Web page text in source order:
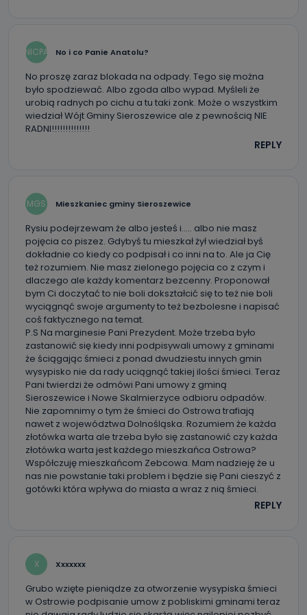
Ostrów Wielkopolski (63-400) przy ul. Wolności 19 nie
przekazuje Państwa danych osobowych podmiotom
trzecim, jak również nie są one wykorzystywane w
procesach zautomatyzowanego profilowania.
Co mogą Państwo zrobić z
przekazanymi nam danymi?
ograniczenia ich przetwarzania oraz prawo wniesienia
sprzeciwu wobec ich przetwarzania.
Do kiedy Państwa dane osobowe będą
przechowywane?
Do czasu wycofania zgody lub, jeśli dane będą
przetwarzane na podstawie prawnie uzasadnionego celu
administratora – do momentu wniesienia sprzeciwu.
Jakie dane osobowe przetwarzamy?
Przetwarzane kategorie Państwa danych osobowych to
dane, które pochodzą bezpośrednio od Państwa (lub
zostały przekazane w Państwa imieniu) lub dane osobowe,
które zostały zebrane ze źródeł publicznie dostępnych, w
szczególności: imię i nazwisko, adres e-mail, telefon
kontaktowy, adres korespondencyjny. Odbiorcą Pastwa
danych osobowych są pracownicy i współpracownicy
oraz partnerzy wspomagający administratora w jego
biznesowej działalności.
Jak skontaktować się z inspektorem
danych osobowych?
Można to zrobić pod numerem telefonu 62 735-51-05 lub
e-mailowo pod adresem: poczta@tvproart.pl
NICPA No i co Panie Anatolu?
No proszę zaraz blokada na odpady. Tego się można
było spodziewać. Albo zgoda albo wypad. Myśleli że
urobią radnych po cichu a tu taki zonk. Może o wszystkim
wiedział Wójt Gminy Sieroszewice ale z pewnością NIE
RADNI!!!!!!!!!!!!!!
REPLY
MGS Mieszkaniec gminy Sieroszewice
Rysiu podejrzewam że albo jesteś i….. albo nie masz
pojęcia co piszez. Gdybyś tu mieszkał żył wiedział byś
dokładnie co kiedy co podpisał i co inni na to. Ale ja Cię
też rozumiem. Nie masz zielonego pojęcia co z czym i
dlaczego ale każdy komentarz bezcenny. Proponował
bym Ci doczytać to nie boli dokształcić się to też nie boli
wyciągnąć swoje argumenty to też bezbolesne i napisać
coś faktycznego na temat.
P.S Na marginesie Pani Prezydent. Może trzeba było
zastanowić się kiedy inni podpisywali umowy z gminami
że ściągając śmieci z ponad dwudziestu innych gmin
wysypisko nie da rady uciągnąć takiej ilości śmieci. Teraz
Pani twierdzi że odmówi Pani umowy z gminą
Sieroszewice i Nowe Skalmierzyce odbioru odpadów.
Nie zapomnimy o tym że śmieci do Ostrowa trafiają
nawet z województwa Dolnośląska. Rozumiem że każda
złotówka warta ale trzeba było się zastanowić czy każda
złotówka warta jest każdego mieszkańca Ostrowa?
Współczuję mieszkańcom Zebcowa. Mam nadzieję że u
nas nie powstanie taki problem i będzie się Pani cieszyć z
gotówki która wpływa do miasta a wraz z nią śmieci.
REPLY
X Xxxxxxx
Grubo wzięte pieniądze za otworzenie wysypiska śmieci
w Ostrowie podpisanie umow z pobliskimi gminami teraz